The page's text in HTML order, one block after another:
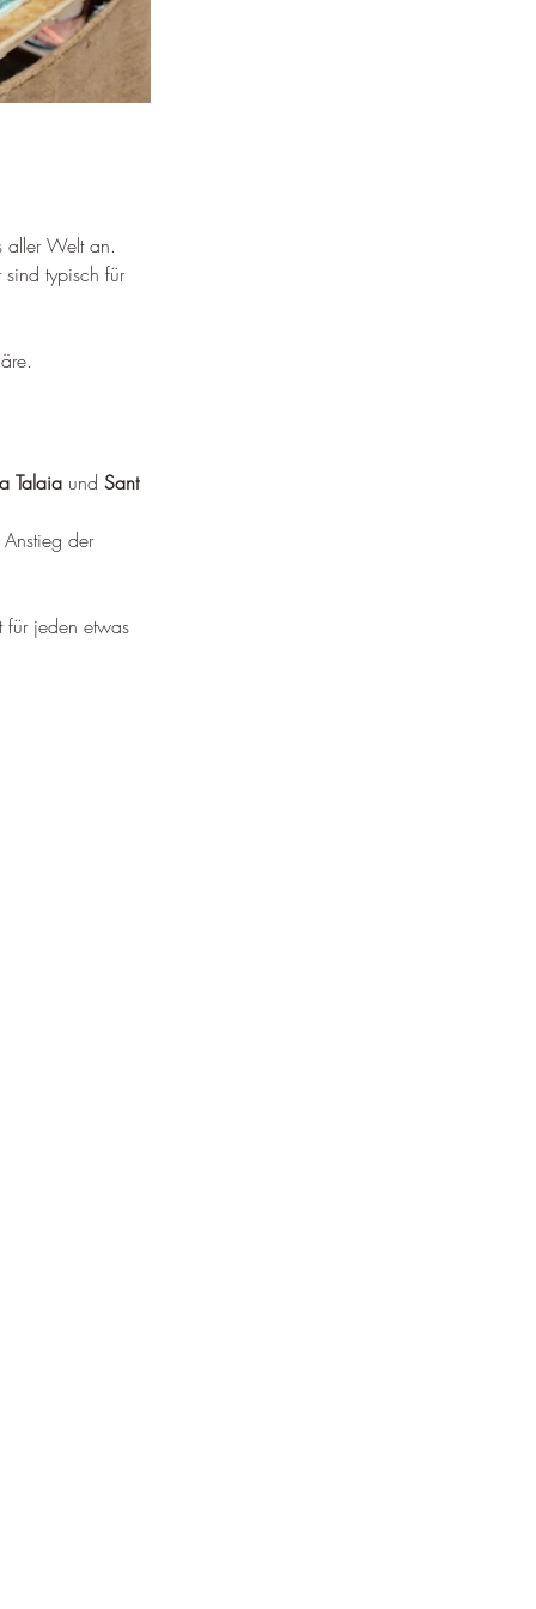
aller Welt an.
typisch für
Talaia und Sant
der
für jeden etwas